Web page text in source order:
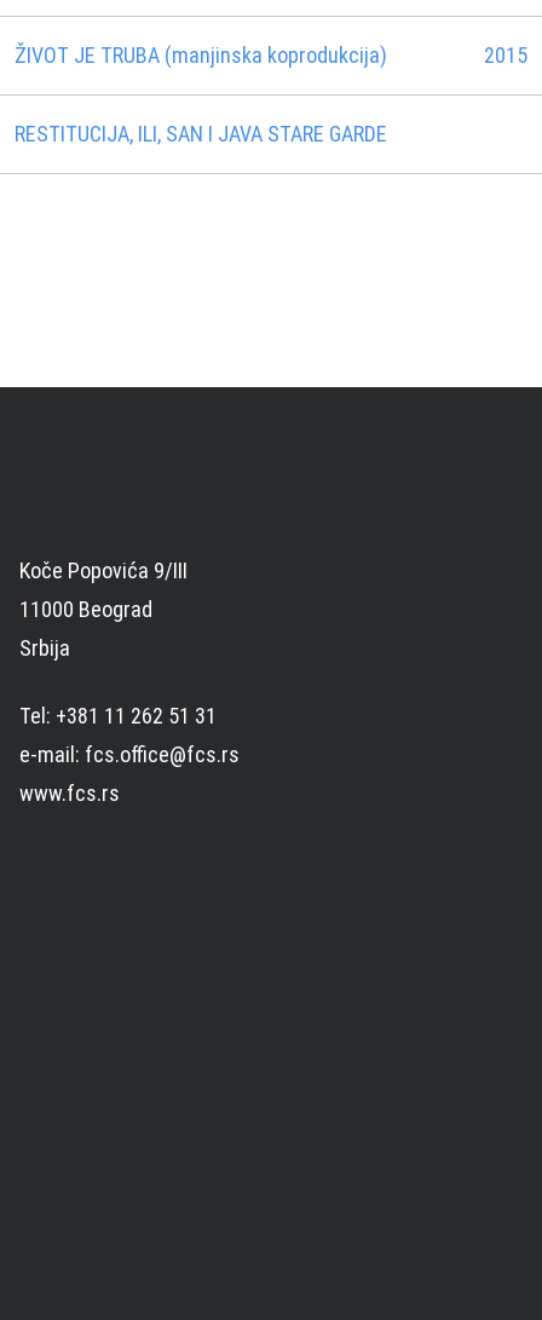
ŽIVOT JE TRUBA (manjinska koprodukcija) 2015
RESTITUCIJA, ILI, SAN I JAVA STARE GARDE
Koče Popovića 9/III
11000 Beograd
Srbija
Tel: +381 11 262 51 31
e-mail: fcs.office@fcs.rs
www.fcs.rs